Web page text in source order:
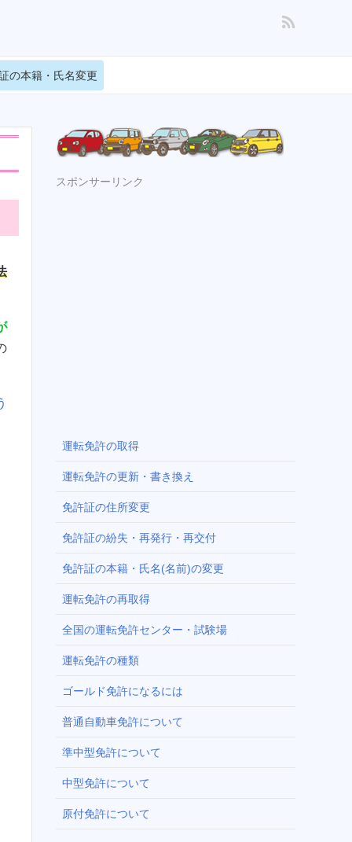
の本籍・氏名変更
スポンサーリンク
運転免許の取得
運転免許の更新・書き換え
免許証の住所変更
免許証の紛失・再発行・再交付
免許証の本籍・氏名(名前)の変更
運転免許の再取得
全国の運転免許センター・試験場
運転免許の種類
ゴールド免許になるには
普通自動車免許について
準中型免許について
中型免許について
原付免許について